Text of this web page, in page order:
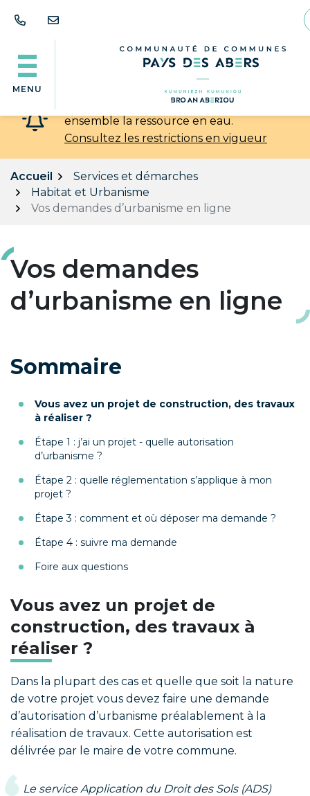
MENU
💧 Chaleur et sécheresse : préservons
ensemble la ressource en eau.
Consultez les restrictions en vigueur
Accueil
Services et démarches
Habitat et Urbanisme
Vos demandes d’urbanisme en ligne
Vos demandes
d’urbanisme en ligne
Sommaire
Vous avez un projet de construction, des travaux
à réaliser ?
Étape 1 : j’ai un projet - quelle autorisation
d’urbanisme ?
Étape 2 : quelle réglementation s’applique à mon
projet ?
Étape 3 : comment et où déposer ma demande ?
Étape 4 : suivre ma demande
Foire aux questions
Vous avez un projet de
construction, des travaux à
réaliser ?
Dans la plupart des cas et quelle que soit la nature
de votre projet vous devez faire une demande
d’autorisation d’urbanisme préalablement à la
réalisation de travaux. Cette autorisation est
délivrée par le maire de votre commune.
Le service Application du Droit des Sols (ADS)